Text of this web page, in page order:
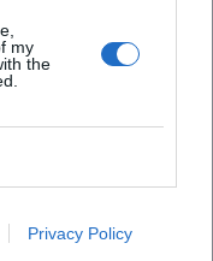
my
the
Privacy Policy
im
prägen eine
in der Verbindung
und tagesaktueller
Varietés erleben. Die
und die anhaltende
und Festivals stärken
Comedy-Publikum